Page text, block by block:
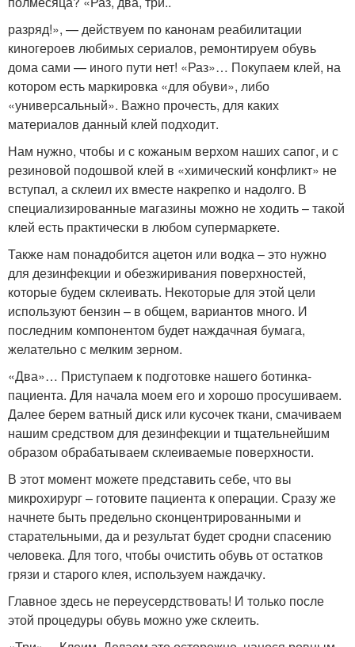
разряд!», — действуем по канонам реабилитации
киногероев любимых сериалов, ремонтируем обувь
дома сами — иного пути нет! «Раз»… Покупаем клей, на
котором есть маркировка «для обуви», либо
«универсальный». Важно прочесть, для каких
материалов данный клей подходит.
Нам нужно, чтобы и с кожаным верхом наших сапог, и с
резиновой подошвой клей в «химический конфликт» не
вступал, а склеил их вместе накрепко и надолго. В
специализированные магазины можно не ходить – такой
клей есть практически в любом супермаркете.
Также нам понадобится ацетон или водка – это нужно
для дезинфекции и обезжиривания поверхностей,
которые будем склеивать. Некоторые для этой цели
используют бензин – в общем, вариантов много. И
последним компонентом будет наждачная бумага,
желательно с мелким зерном.
«Два»… Приступаем к подготовке нашего ботинка-
пациента. Для начала моем его и хорошо просушиваем.
Далее берем ватный диск или кусочек ткани, смачиваем
нашим средством для дезинфекции и тщательнейшим
образом обрабатываем склеиваемые поверхности.
В этот момент можете представить себе, что вы
микрохирург – готовите пациента к операции. Сразу же
начнете быть предельно сконцентрированными и
старательными, да и результат будет сродни спасению
человека. Для того, чтобы очистить обувь от остатков
грязи и старого клея, используем наждачку.
Главное здесь не переусердствовать! И только после
этой процедуры обувь можно уже склеить.